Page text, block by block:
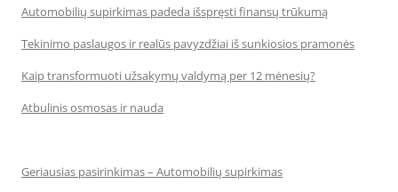
Automobilių supirkimas padeda išspręsti finansų trūkumą
Tekinimo paslaugos ir realūs pavyzdžiai iš sunkiosios pramonės
Kaip transformuoti užsakymų valdymą per 12 mėnesių?
Atbulinis osmosas ir nauda
Geriausias pasirinkimas – Automobilių supirkimas